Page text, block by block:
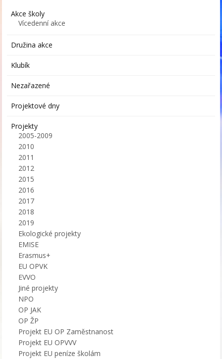
Akce školy
Vícedenní akce
Družina akce
Klubík
Nezařazené
Projektové dny
Projekty
2005-2009
2010
2011
2012
2015
2016
2017
2018
2019
Ekologické projekty
EMISE
Erasmus+
EU OPVK
EVVO
Jiné projekty
NPO
OP JAK
OP ŽP
Projekt EU OP Zaměstnanost
Projekt EU OPVVV
Projekt EU peníze školám